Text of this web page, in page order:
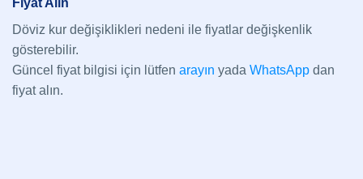
Fiyat Alın
Döviz kur değişiklikleri nedeni ile fiyatlar değişkenlik
gösterebilir.
Güncel fiyat bilgisi için lütfen arayın yada WhatsApp dan
fiyat alın.